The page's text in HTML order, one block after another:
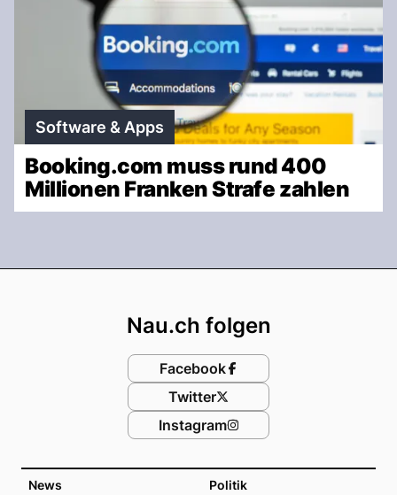
Software & Apps
Booking.com muss rund 400
Millionen Franken Strafe zahlen
News Politik
Nau.ch folgen
Facebook
Twitter
Instagram